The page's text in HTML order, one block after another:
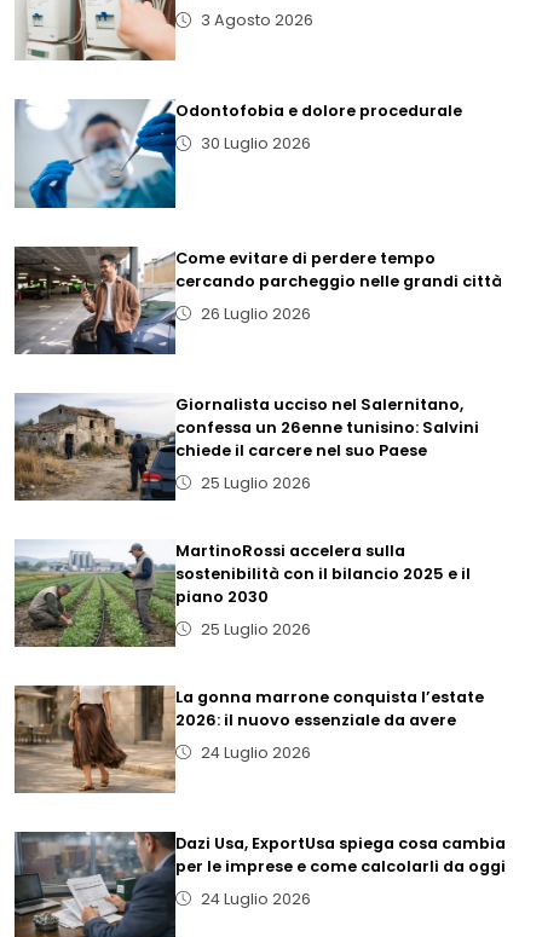
3 Agosto 2026
Odontofobia e dolore procedurale
30 Luglio 2026
Come evitare di perdere tempo
cercando parcheggio nelle grandi città
26 Luglio 2026
Giornalista ucciso nel Salernitano,
confessa un 26enne tunisino: Salvini
chiede il carcere nel suo Paese
25 Luglio 2026
MartinoRossi accelera sulla
sostenibilità con il bilancio 2025 e il
piano 2030
25 Luglio 2026
La gonna marrone conquista l’estate
2026: il nuovo essenziale da avere
24 Luglio 2026
Dazi Usa, ExportUsa spiega cosa cambia
per le imprese e come calcolarli da oggi
24 Luglio 2026